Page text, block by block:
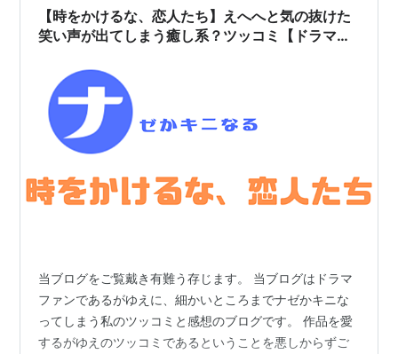
合う。それが噂となったり、時に…
【時をかけるな、恋人たち】えへへと気の抜けた
笑い声が出てしまう癒し系？ツッコミ【ドラマ感
当ブログをご覧戴き有難う存じます。 当ブログはドラマ
ファンであるがゆえに、細かいところまでナゼかキニな
ってしまう私のツッコミと感想のブログです。 作品を愛
するがゆえのツッコミであるということを悪しからずご